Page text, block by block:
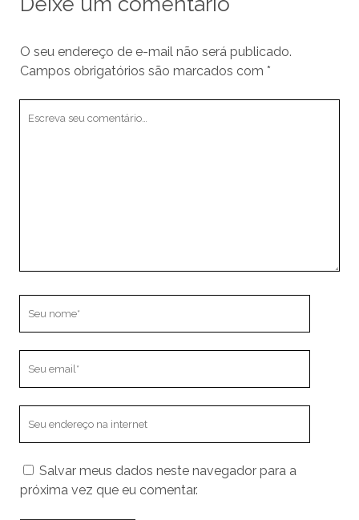
O seu endereço de e-mail não será publicado.
Campos obrigatórios são marcados com *
seu
site
Salvar meus dados neste navegador para a
próxima vez que eu comentar.